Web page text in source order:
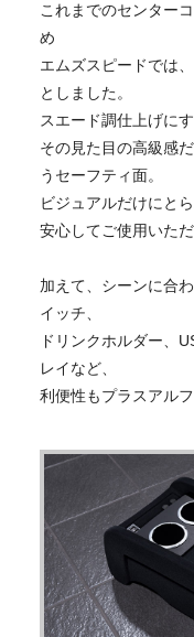
これまでのセンター
め
エムズスピードでは
としました。
スエード調仕上げに
その見た目の高級感
うセーフティ面。
ビジュアルだけにと
安心してご使用いた
加えて、シーンに合
イッチ、
ドリンクホルダー、
レイなど、
利便性もプラスアル